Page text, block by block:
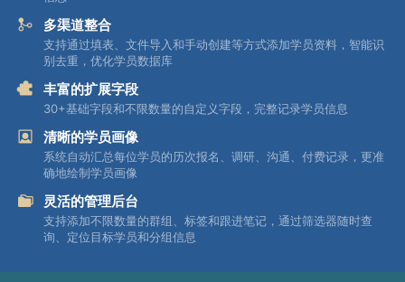
多渠道整合
支持通过填表、文件导入和手动创建等方式添加学员资料，智能识
别去重，优化学员数据库
丰富的扩展字段
30+基础字段和不限数量的自定义字段，完整记录学员信息
清晰的学员画像
系统自动汇总每位学员的历次报名、调研、沟通、付费记录，更准
确地绘制学员画像
灵活的管理后台
支持添加不限数量的群组、标签和跟进笔记，通过筛选器随时查
询、定位目标学员和分组信息